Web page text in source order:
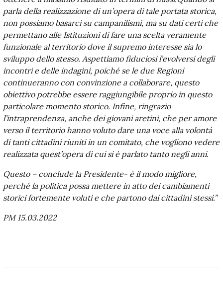
parla della realizzazione di un’opera di tale portata storica,
non possiamo basarci su campanilismi, ma su dati certi che
permettano alle Istituzioni di fare una scelta veramente
funzionale al territorio dove il supremo interesse sia lo
sviluppo dello stesso. Aspettiamo fiduciosi l’evolversi degli
incontri e delle indagini, poiché se le due Regioni
continueranno con convinzione a collaborare, questo
obiettivo potrebbe essere raggiungibile proprio in questo
particolare momento storico. Infine, ringrazio
l’intraprendenza, anche dei giovani aretini, che per amore
verso il territorio hanno voluto dare una voce alla volontà
di tanti cittadini riuniti in un comitato, che vogliono vedere
realizzata quest’opera di cui si è parlato tanto negli anni.
Questo – conclude la Presidente- è il modo migliore,
perché la politica possa mettere in atto dei cambiamenti
storici fortemente voluti e che partono dai cittadini stessi.”
PM 15.03.2022